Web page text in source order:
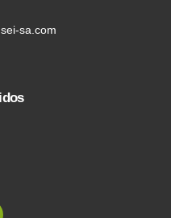
sa.com